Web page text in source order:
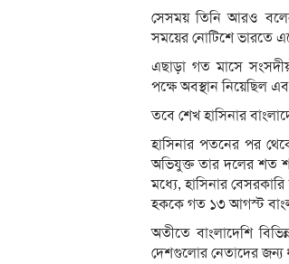
সেসময় তিনি আরও
সময়ের নোটিশে ভারতে
এছাড়া গত মাসে সংসদীয়
পক্ষে অবস্থান নিয়েছিল
তবে শেখ হাসিনার
হাসিনার পতনের পর
অভিযুক্ত তার দলের শত
মধ্যে, হাসিনার
হককে গত ১৩ আগস্ট
অতীতে বাংলাদেশি
দেশগুলোর নেতাদের জন্য